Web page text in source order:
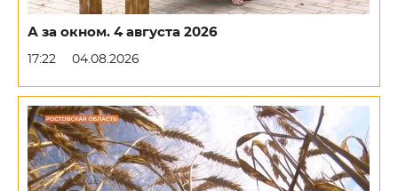
А за окном. 4 августа 2026
17:22 04.08.2026